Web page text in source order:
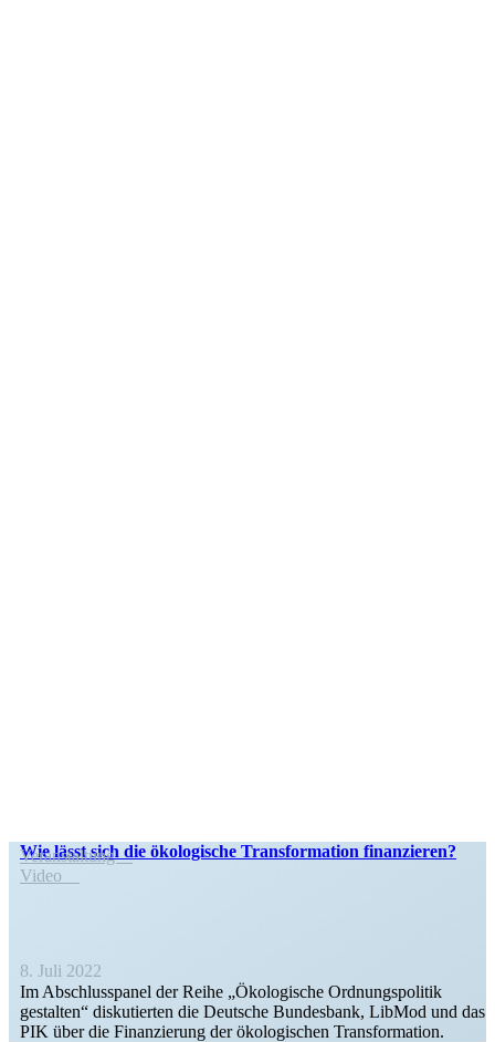
Wie lässt sich die ökolo­gische Trans­for­mation finanzieren?
Veran­staltung
Video
8. Juli 2022
Im Abschluss­panel der Reihe „Ökolo­gische Ordnungs­po­litik
gestalten“ disku­tierten die Deutsche Bundesbank, LibMod und das
PIK über die Finan­zierung der ökolo­gi­schen Transformation.